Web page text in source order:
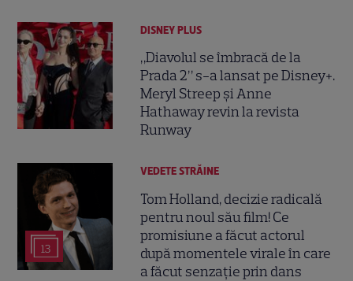
DISNEY PLUS
„Diavolul se îmbracă de la
Prada 2” s-a lansat pe Disney+.
Meryl Streep și Anne
Hathaway revin la revista
Runway
13
VEDETE STRĂINE
Tom Holland, decizie radicală
pentru noul său film! Ce
promisiune a făcut actorul
după momentele virale în care
a făcut senzație prin dans